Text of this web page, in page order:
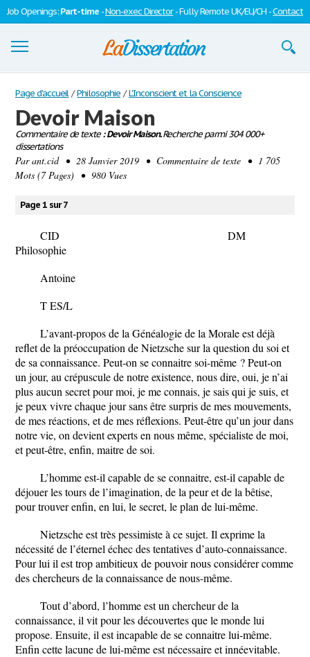
Job Openings:Part-time -Non-exec Director- Fully Remote UK/EU/CH -Contact
Dissertations
S'inscrire
Se connecter
Contactez-nous
Page d'accueil / Philosophie / L'Inconscient et la Conscience
Devoir Maison
Commentaire de texte: Devoir Maison.Recherche parmi 304 000+
dissertations
Parant.cid• 28 Janvier 2019 • Commentaire de texte • 1 705
Mots (7 Pages) • 980 Vues
Page 1 sur 7
CID DM
Philosophie
Antoine
T ES/L
L’avant-propos de la Généalogie de la Morale est déjà
reflet de la préoccupation de Nietzsche sur la question du soi et
de sa connaissance. Peut-on se connaitre soi-même ? Peut-on
un jour, au crépuscule de notre existence, nous dire, oui, je n’ai
plus aucun secret pour moi, je me connais, je sais qui je suis, et
je peux vivre chaque jour sans être surpris de mes mouvements,
de mes réactions, et de mes réflexions. Peut-être qu’un jour dans
notre vie, on devient experts en nous même, spécialiste de moi,
et peut-être, enfin, maitre de soi.
L’homme est-il capable de se connaitre, est-il capable de
déjouer les tours de l’imagination, de la peur et de la bêtise,
pour trouver enfin, en lui, le secret, le plan de lui-même.
Nietzsche est très pessimiste à ce sujet. Il exprime la
nécessité de l’éternel échec des tentatives d’auto-connaissance.
Pour lui il est trop ambitieux de pouvoir nous considérer comme
des chercheurs de la connaissance de nous-même.
Tout d’abord, l’homme est un chercheur de la
connaissance, il vit pour les découvertes que le monde lui
propose. Ensuite, il est incapable de se connaitre lui-même.
Enfin cette lacune de lui-même est nécessaire et innéevitable.